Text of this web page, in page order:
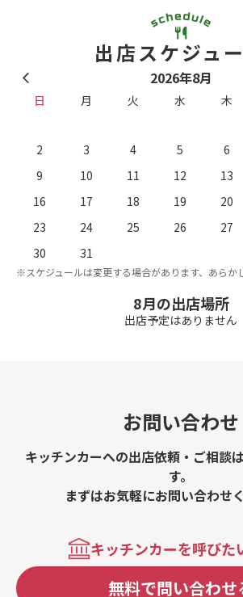
出店スケジュ
2026年8月
日 月 火 水 木
2
3 4 5 6
9
10 11 12 13
16
17 18 19 20
23
24 25 26 27
30
31
※スケジュールは変更する場合があります、あらか
8月の出店場所
出店予定はありません
お問い合わせ
キッチンカーへの出店依頼・ご相談
す。
まずはお気軽にお問い合わせ
キッチンカーを呼びた
無料で問い合わせ